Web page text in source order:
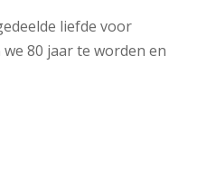
liefde voor
80 jaar te worden en